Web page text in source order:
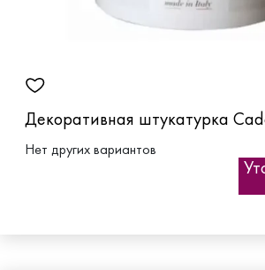
Декоративная штукатурка
Нет других вариантов